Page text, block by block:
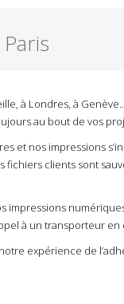
à Londres, à
au bout de vos
et nos impressions
fichiers clients sont
impressions
à un transporteur en
expérience de